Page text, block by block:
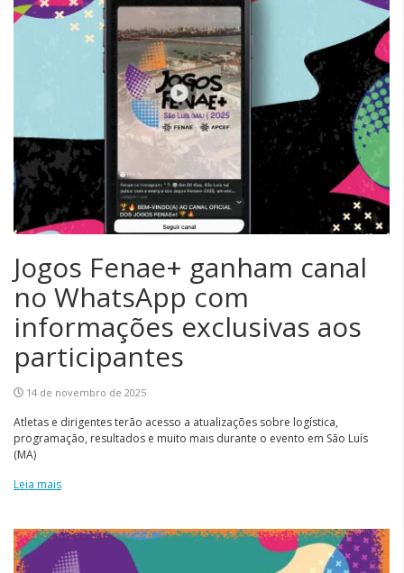
Jogos Fenae+ ganham canal
no WhatsApp com
informações exclusivas aos
participantes
14 de novembro de 2025
Atletas e dirigentes terão acesso a atualizações sobre logística,
programação, resultados e muito mais durante o evento em São Luís
(MA)
Leia mais